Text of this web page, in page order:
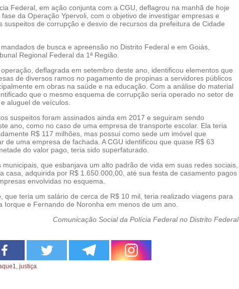
Federal, em ação conjunta com a CGU, deflagrou na manhã de hoje
da Operação Ypervoli, com o objetivo de investigar empresas e
suspeitos de corrupção e desvio de recursos da prefeitura de Cidade
de busca e apreensão no Distrito Federal e em Goiás,
Regional Federal da 1ª Região.
deflagrada em setembro deste ano, identificou elementos que
de diversos ramos no pagamento de propinas a servidores públicos
em obras na saúde e na educação. Com a análise do material
que o mesmo esquema de corrupção seria operado no setor de
aluguel de veículos.
suspeitos foram assinados ainda em 2017 e seguiram sendo
ano, como no caso de uma empresa de transporte escolar. Ela teria
R$ 117 milhões, mas possui como sede um imóvel que
de uma empresa de fachada. A CGU identificou que quase R$ 63
do valor pago, teria sido superfaturado.
municipais, que esbanjava um alto padrão de vida em suas redes sociais,
casa, adquirida por R$ 1.650.000,00, até sua festa de casamento pagos
envolvidas no esquema.
que teria um salário de cerca de R$ 10 mil, teria realizado viagens para
Iorque e Fernando de Noronha em menos de um ano.
Comunicação Social da Polícia Federal no Distrito Federal
justiça